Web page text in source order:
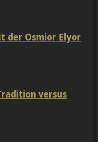
der Osmior Elyor
versus